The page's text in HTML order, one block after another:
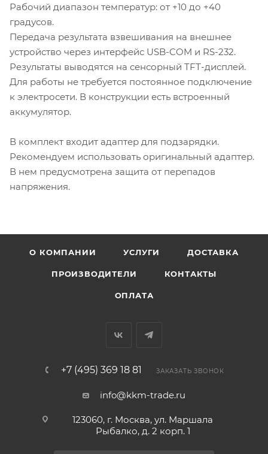
Рабочий диапазон температур: от +10 до +40
градусов.
Передача результата взвешивания на внешнее
устройство через интерфейс USB-COM и RS-232.
Результаты выводятся на сенсорный TFT-дисплей.
Для работы не требуется постоянное подключение
к электросети. В конструкции есть встроенный
аккумулятор.
В комплект входит адаптер для подзарядки.
Рекомендуем использовать оригинальный адаптер.
В нем предусмотрена защита от перепадов
напряжения.
О КОМПАНИИ УСЛУГИ ДОСТАВКА
ПРОИЗВОДИТЕЛИ КОНТАКТЫ
ОПЛАТА
+7 (495) 369 18 81 ЗАКАЗАТЬ ЗВОНОК
info@kkm-trade.ru
123060, г. Москва, ул. Маршала
Рыбалко, д. 2 корп. 1